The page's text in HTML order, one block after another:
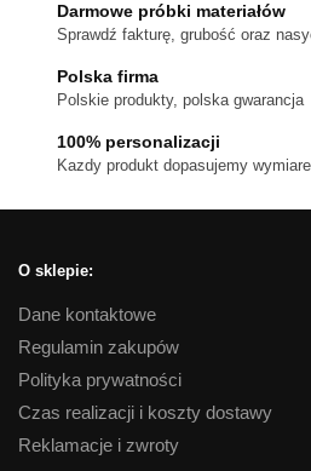
na
Darmowe próbki materiałów
Sprawdź fakturę, grubość oraz
Polska firma
Polskie produkty, polska gwarancja
100% personalizacji
Kazdy produkt dopasujemy
O sklepie:
Dane kontaktowe
Regulamin zakupów
Polityka prywatności
Czas realizacji i koszty dostawy
Reklamacje i zwroty